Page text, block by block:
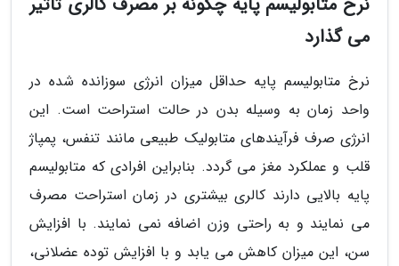
می گذارد
نرخ متابولیسم پایه حداقل میزان انرژی سوزانده شده در
واحد زمان به وسیله بدن در حالت استراحت است. این
انرژی صرف فرآیندهای متابولیک طبیعی مانند تنفس، پمپاژ
قلب و عملکرد مغز می گردد. بنابراین افرادی که متابولیسم
پایه بالایی دارند کالری بیشتری در زمان استراحت مصرف
می نمایند و به راحتی وزن اضافه نمی نمایند. با افزایش
سن، این میزان کاهش می یابد و با افزایش توده عضلانی،